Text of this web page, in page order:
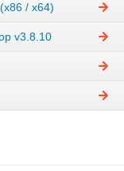
/ x64)
v3.8.10